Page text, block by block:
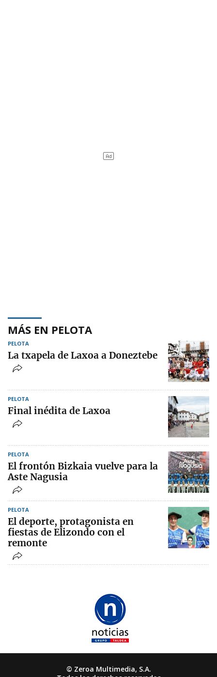
MÁS EN PELOTA
PELOTA
La txapela de Laxoa a Doneztebe
PELOTA
Final inédita de Laxoa
PELOTA
El frontón Bizkaia vuelve para la
Aste Nagusia
PELOTA
El deporte, protagonista en
fiestas de Elizondo con el
remonte
© Zeroa Multimedia, S.A.